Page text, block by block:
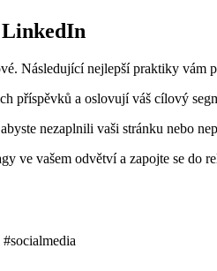
LinkedIn
Následující nejlepší praktiky vám
příspěvků a oslovují váš cílový
nezaplnili vaši stránku nebo
ve vašem odvětví a zapojte se do